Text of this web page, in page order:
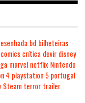
bd bilheteiras
comics crítica devir disney
marvel netflix Nintendo
4 playstation 5 portugal
Steam terror trailer